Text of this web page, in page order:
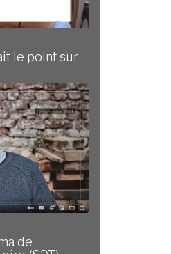
le point sur
de